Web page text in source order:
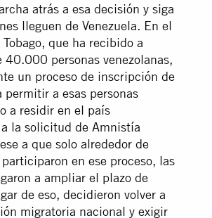
atrás a esa decisión y siga
lleguen de Venezuela. En el
que ha recibido a
40.000 personas venezolanas,
un proceso de inscripción de
permitir a esas personas
a residir en el país
la solicitud de Amnistía
a que solo alrededor de
en ese proceso, las
a ampliar el plazo de
de eso, decidieron volver a
migratoria nacional y exigir